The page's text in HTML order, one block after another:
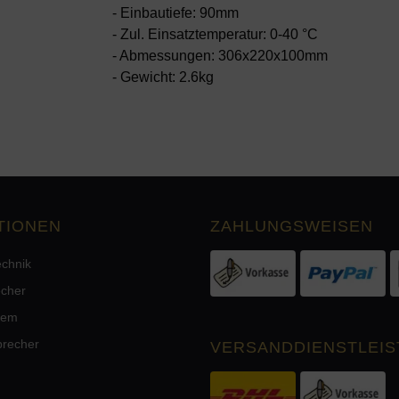
- Einbautiefe: 90mm
- Zul. Einsatztemperatur: 0-40 °C
- Abmessungen: 306x220x100mm
- Gewicht: 2.6kg
ZAHLUNGSWEISEN